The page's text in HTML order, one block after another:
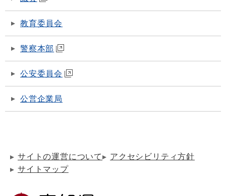
教育委員会
警察本部
公安委員会
公営企業局
サイトの運営について
アクセシビリティ方針
サイトマップ